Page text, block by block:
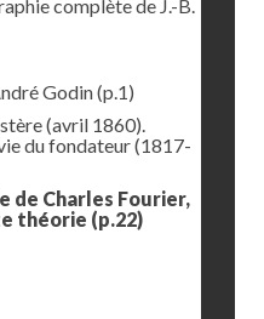
complète de J.-B.
Godin(p.1)
(avril 1860).
du fondateur (1817-
de Charles Fourier,
théorie (p.22)